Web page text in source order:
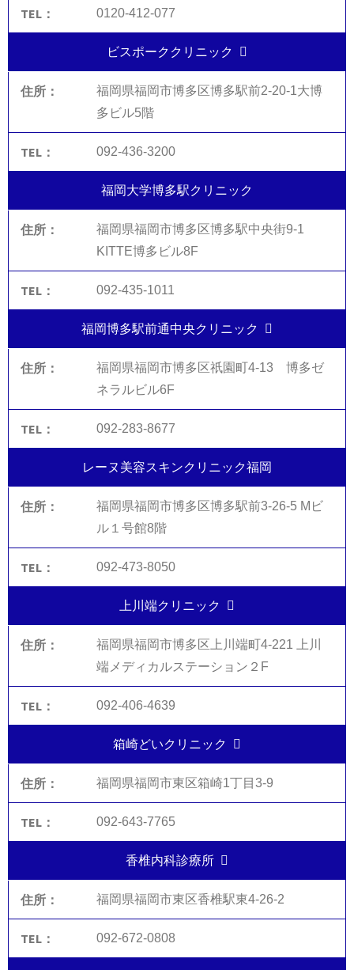
0120-412-077
ビスポーククリニック
福岡県福岡市博多区博多駅前2-20-1大博
多ビル5階
092-436-3200
福岡大学博多駅クリニック
福岡県福岡市博多区博多駅中央街9-1
KITTE博多ビル8F
092-435-1011
福岡博多駅前通中央クリニック
福岡県福岡市博多区祇園町4-13 博多ゼ
ネラルビル6F
092-283-8677
レーヌ美容スキンクリニック福岡
福岡県福岡市博多区博多駅前3-26-5 Mビ
ル１号館8階
092-473-8050
上川端クリニック
福岡県福岡市博多区上川端町4-221 上川
端メディカルステーション２F
092-406-4639
箱崎どいクリニック
福岡県福岡市東区箱崎1丁目3-9
092-643-7765
香椎内科診療所
福岡県福岡市東区香椎駅東4-26-2
092-672-0808